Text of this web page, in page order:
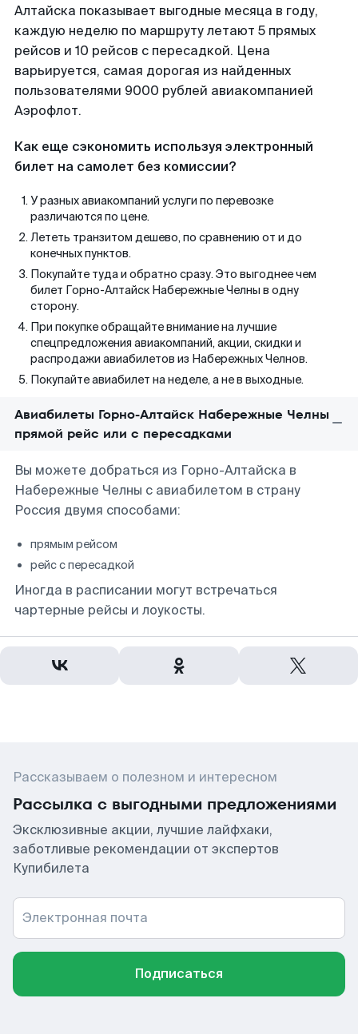
Алтайска показывает выгодные месяца в году,
каждую неделю по маршруту летают 5 прямых
рейсов и 10 рейсов с пересадкой. Цена
варьируется, самая дорогая из найденных
пользователями 9000 рублей авиакомпанией
Аэрофлот.
Как еще сэкономить используя электронный
билет на самолет без комиссии?
У разных авиакомпаний услуги по перевозке
различаются по цене.
Лететь транзитом дешево, по сравнению от и до
конечных пунктов.
Покупайте туда и обратно сразу. Это выгоднее чем
билет Горно-Алтайск Набережные Челны в одну
сторону.
При покупке обращайте внимание на лучшие
спецпредложения авиакомпаний, акции, скидки и
распродажи авиабилетов из Набережных Челнов.
Покупайте авиабилет на неделе, а не в выходные.
Авиабилеты Горно-Алтайск Набережные Челны
прямой рейс или с пересадками
Вы можете добраться из Горно-Алтайска в
Набережные Челны с авиабилетом в страну
Россия двумя способами:
прямым рейсом
рейс с пересадкой
Иногда в расписании могут встречаться
чартерные рейсы и лоукосты.
Рассказываем о полезном и интересном
Рассылка с выгодными предложениями
Эксклюзивные акции, лучшие лайфхаки,
заботливые рекомендации от экспертов
Купибилета
Электронная почта
Подписаться